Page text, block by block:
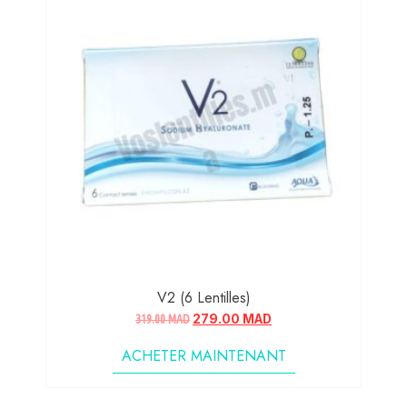
V2 (6 Lentilles)
319.00MAD 279.00 MAD
ACHETER MAINTENANT